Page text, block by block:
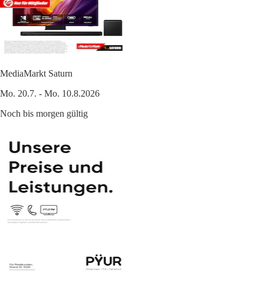
MediaMarkt Saturn
Mo. 20.7. - Mo. 10.8.2026
Noch bis morgen gültig